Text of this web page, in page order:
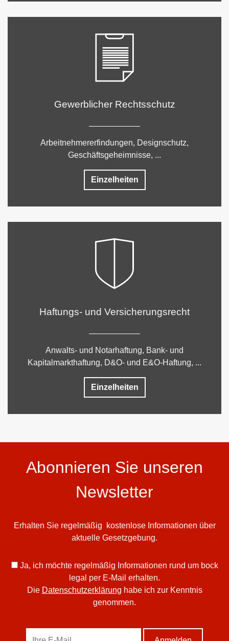
Gewerblicher Rechtsschutz
Arbeitnehmererfindungen, Designschutz,
Geschäftsgeheimnisse, ...
Einzelheiten
Haftungs- und Versicherungsrecht
Anwalts- und Notarhaftung, Bank- und
Kapitalmarkthaftung, D&O- und E&O-Haftung, ...
Einzelheiten
Abonnieren Sie unseren
Newsletter
Erhalten Sie regelmäßig kostenlose Informationen über
aktuelle Gesetzgebung.
Ja, ich möchte regelmäßig Informationen rund um bock
legal per E-Mail erhalten.
Die Datenschutzerklärung habe ich zur Kenntnis
genommen.